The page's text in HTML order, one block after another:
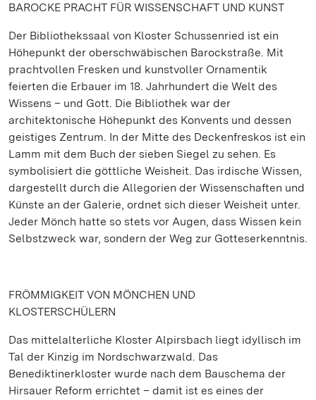
BAROCKE PRACHT FÜR WISSENSCHAFT UND KUNST
Der Bibliothekssaal von Kloster Schussenried ist ein
Höhepunkt der oberschwäbischen Barockstraße. Mit
prachtvollen Fresken und kunstvoller Ornamentik
feierten die Erbauer im 18. Jahrhundert die Welt des
Wissens – und Gott. Die Bibliothek war der
architektonische Höhepunkt des Konvents und dessen
geistiges Zentrum. In der Mitte des Deckenfreskos ist ein
Lamm mit dem Buch der sieben Siegel zu sehen. Es
symbolisiert die göttliche Weisheit. Das irdische Wissen,
dargestellt durch die Allegorien der Wissenschaften und
Künste an der Galerie, ordnet sich dieser Weisheit unter.
Jeder Mönch hatte so stets vor Augen, dass Wissen kein
Selbstzweck war, sondern der Weg zur Gotteserkenntnis.
FRÖMMIGKEIT VON MÖNCHEN UND
KLOSTERSCHÜLERN
Das mittelalterliche Kloster Alpirsbach liegt idyllisch im
Tal der Kinzig im Nordschwarzwald. Das
Benediktinerkloster wurde nach dem Bauschema der
Hirsauer Reform errichtet – damit ist es eines der